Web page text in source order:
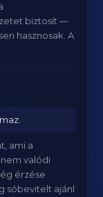
biztosít —
hasznosak. A
ami a
valódi
érzése
sóbevitelt ajánl